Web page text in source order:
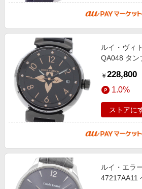
ルイ・ヴィ
QA048 タン
￥ 228,800
1.0%
ストアに
ルイ・エラ
47217AA11